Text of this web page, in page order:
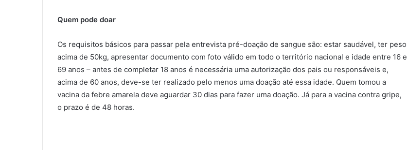
Quem pode doar
Os requisitos básicos para passar pela entrevista pré-doação de sangue são: estar saudável, ter peso
acima de 50kg, apresentar documento com foto válido em todo o território nacional e idade entre 16 e
69 anos – antes de completar 18 anos é necessária uma autorização dos pais ou responsáveis e,
acima de 60 anos, deve-se ter realizado pelo menos uma doação até essa idade. Quem tomou a
vacina da febre amarela deve aguardar 30 dias para fazer uma doação. Já para a vacina contra gripe,
o prazo é de 48 horas.